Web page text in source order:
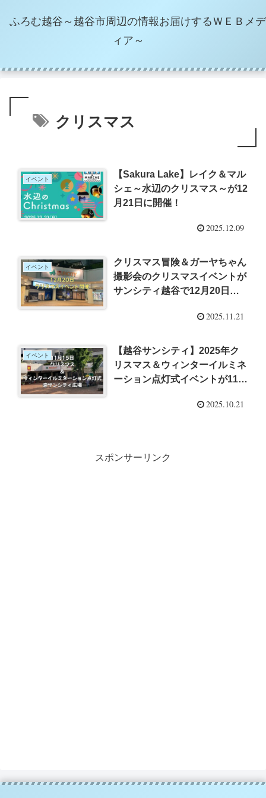
ふろむ越谷～越谷市周辺の情報お届けするＷＥＢメデ
ィア～
クリスマス
イベント
【Sakura Lake】レイク＆マル
シェ～水辺のクリスマス～が12
月21日に開催！
2025.12.09
イベント
クリスマス冒険＆ガーヤちゃん
撮影会のクリスマスイベントが
サンシティ越谷で12月20日に
2025.11.21
イベント
【越谷サンシティ】2025年ク
リスマス＆ウィンターイルミネ
ーション点灯式イベントが11月
2025.10.21
スポンサーリンク